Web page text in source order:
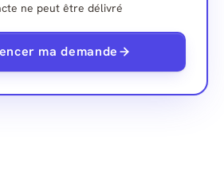
ne peut être délivré
ma demande